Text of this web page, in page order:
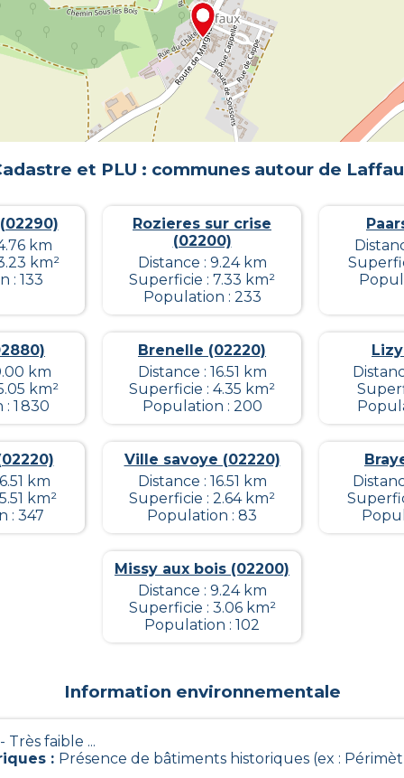
et PLU : communes autour de
km
km²
: 133
Rozieres sur crise
(02200)
Distance : 9.24 km
Superficie : 7.33 km²
Population : 233
km
km²
1 830
Brenelle (02220)
Distance : 16.51 km
Superficie : 4.35 km²
Population : 200
km
km²
: 347
Ville savoye (02220)
Distance : 16.51 km
Superficie : 2.64 km²
Population : 83
Missy aux bois (02200)
Distance : 9.24 km
Superficie : 3.06 km²
Population : 102
Information environnementale
Très faible ...
: Présence de bâtiments historiques (ex :